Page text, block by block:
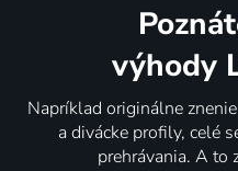
výhody
Napríklad originálne
a divácke profily, celé
prehrávania. A to